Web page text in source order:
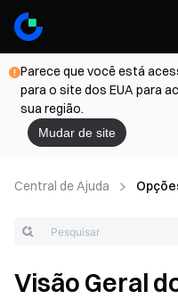
Parece que você está
para o site dos EUA para
sua região.
Mudar de site
Central de Ajuda
Visão Geral